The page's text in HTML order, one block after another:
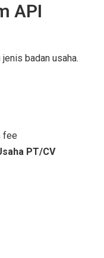
API
badan usaha.
fee
PT/CV